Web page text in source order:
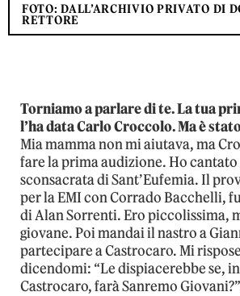
FOTO: DALL’ARCHIVIO PRIVATO DI
RETTORE
Torniamo a parlare di te. La tua
l’ha data Carlo Croccolo. Ma è
Mia mamma non mi aiutava, ma
fare la prima audizione. Ho
sconsacrata di Sant’Eufemia. Il
per la EMI con Corrado Bacchelli,
di Alan Sorrenti. Ero piccolissima,
giovane. Poi mandai il nastro a
partecipare a Castrocaro. Mi
dicendomi: “Le dispiacerebbe se,
Castrocaro, farà Sanremo